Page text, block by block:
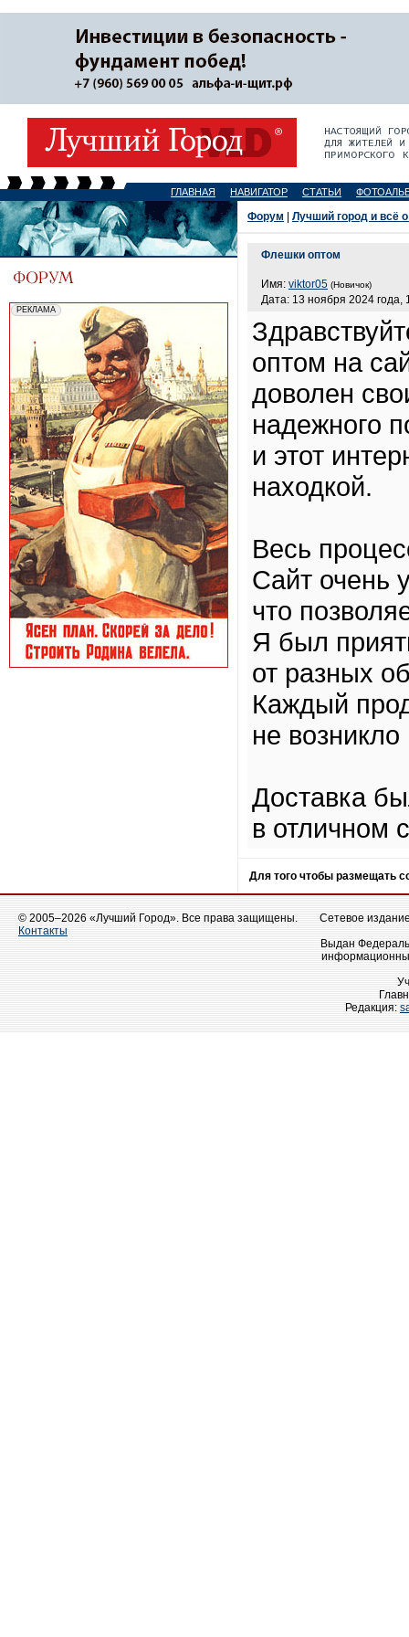
ГЛАВНАЯ НАВИГАТОР СТАТЬИ
Форум Лучший город и всё
Флешки оптом
Имя: viktor05 (Новичок)
Дата: 13 ноября 2024 года,
оптом на
доволен
надежного
и этот
находкой.
Весь
Сайт очень
что
Я был
от разных
Каждый
не
Доставка
в отличном
Для того чтобы размещать
© 2005–2026 «Лучший Город». Все права защищены.
Контакты
Сетевое
Выдан
Редакция: